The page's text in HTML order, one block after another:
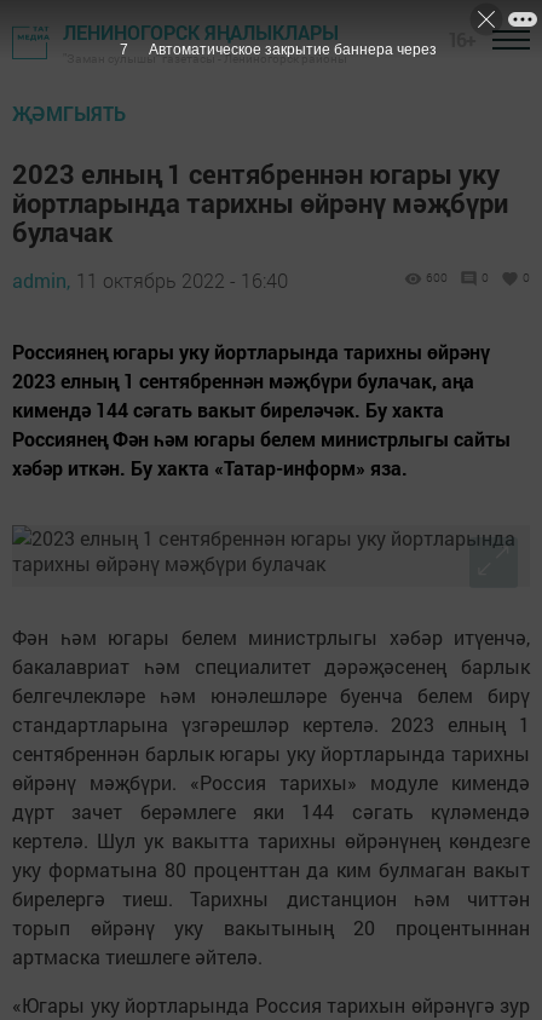
ЛЕНИНОГОРСК ЯҢАЛЫКЛАРЫ
"Заман сулышы" газетасы - Лениногорск районы
ҖӘМГЫЯТЬ
2023 елның 1 сентябреннән югары уку
йортларында тарихны өйрәнү мәҗбүри
булачак
admin, 11 октябрь 2022 - 16:40 600 0 0
Россиянең югары уку йортларында тарихны өйрәнү
2023 елның 1 сентябреннән мәҗбүри булачак, аңа
кимендә 144 сәгать вакыт биреләчәк. Бу хакта
Россиянең Фән һәм югары белем министрлыгы сайты
хәбәр иткән. Бу хакта «Татар-информ» яза.
Фән һәм югары белем министрлыгы хәбәр итүенчә,
бакалавриат һәм специалитет дәрәҗәсенең барлык
белгечлекләре һәм юнәлешләре буенча белем бирү
стандартларына үзгәрешләр кертелә. 2023 елның 1
сентябреннән барлык югары уку йортларында тарихны
өйрәнү мәҗбүри. «Россия тарихы» модуле кимендә
дүрт зачет берәмлеге яки 144 сәгать күләмендә
кертелә. Шул ук вакытта тарихны өйрәнүнең көндезге
уку форматына 80 проценттан да ким булмаган вакыт
бирелергә тиеш. Тарихны дистанцион һәм читтән
торып өйрәнү уку вакытының 20 процентыннан
артмаска тиешлеге әйтелә.
«Югары уку йортларында Россия тарихын өйрәнүгә зур
6 Автоматическое закрытие баннера через